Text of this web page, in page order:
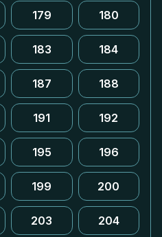
179 180
183 184
187 188
191 192
195 196
199 200
203 204